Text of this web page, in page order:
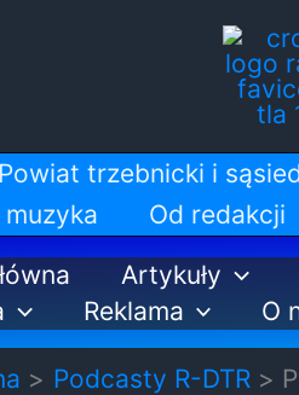
Powiat trzebnicki i
muzyka
Od redakcji
Artykuły
Reklama O
Podcasty R-DTR